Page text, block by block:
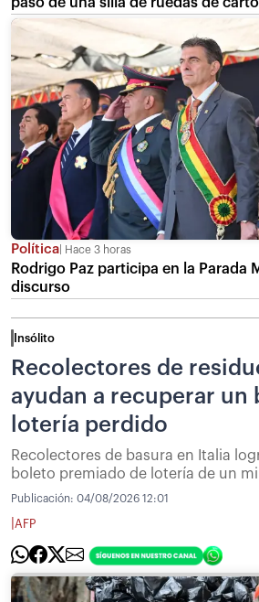
Política Hace 3 horas
Rodrigo Paz participa en la Parada
discurso
Insólito
Recolectores de
ayudan a recuperar un
lotería perdido
Recolectores de basura en Italia
boleto premiado de lotería de un
Publicación: 04/08/2026 12:01
AFP